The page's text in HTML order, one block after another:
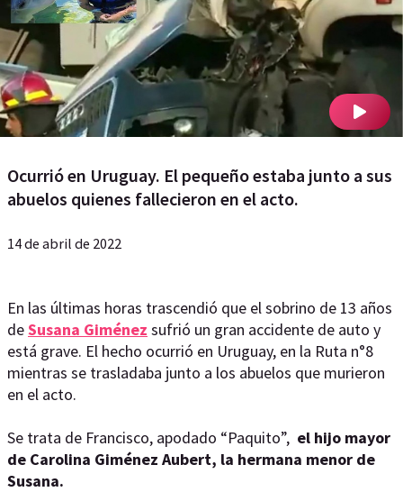
Ocurrió en Uruguay. El pequeño estaba junto a sus
abuelos quienes fallecieron en el acto.
14 de abril de 2022
En las últimas horas trascendió que el sobrino de 13 años
deSusana Giménez sufrió un gran accidente de auto y
está grave. El hecho ocurrió en Uruguay, en la Ruta n°8
mientras se trasladaba junto a los abuelos que murieron
en el acto.
Se trata de Francisco, apodado “Paquito”, el hijo mayor
de Carolina Giménez Aubert, la hermana menor de
Susana.